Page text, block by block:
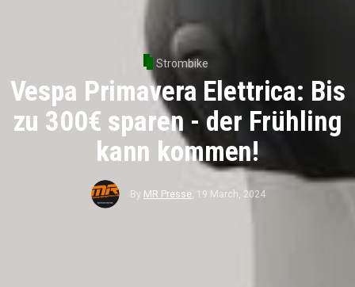
Strombike
Vespa Primavera Elettrica: Bis
zu 300€ sparen - der Frühling
kann kommen!
By MR Presse, 19 March, 2024